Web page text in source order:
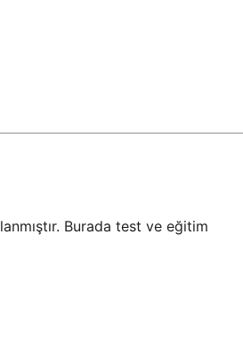
Burada test ve eğitim